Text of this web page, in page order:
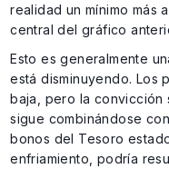
realidad un mínimo más
central del gráfico
Esto es generalmente
está disminuyendo. Los
baja, pero la convicción
sigue combinándose
bonos del Tesoro
enfriamiento, podría